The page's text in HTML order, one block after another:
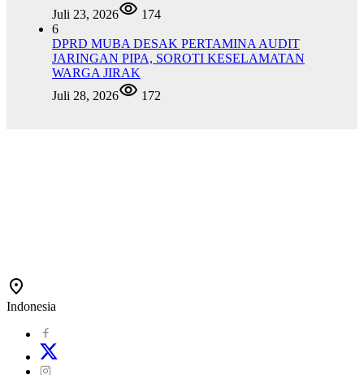
Juli 23, 2026
174
6
DPRD MUBA DESAK PERTAMINA AUDIT
JARINGAN PIPA, SOROTI KESELAMATAN
WARGA JIRAK
Juli 28, 2026
172
Indonesia